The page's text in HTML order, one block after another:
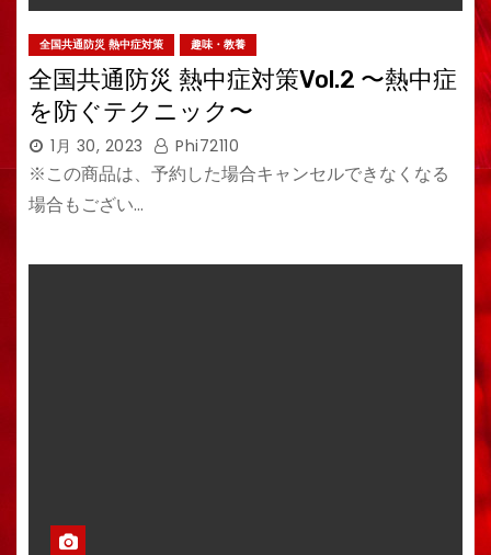
全国共通防災 熱中症対策 趣味・教養
全国共通防災 熱中症対策Vol.2 〜熱中症
を防ぐテクニック〜
1月 30, 2023 Phi72110
※この商品は、予約した場合キャンセルできなくなる
場合もござい…